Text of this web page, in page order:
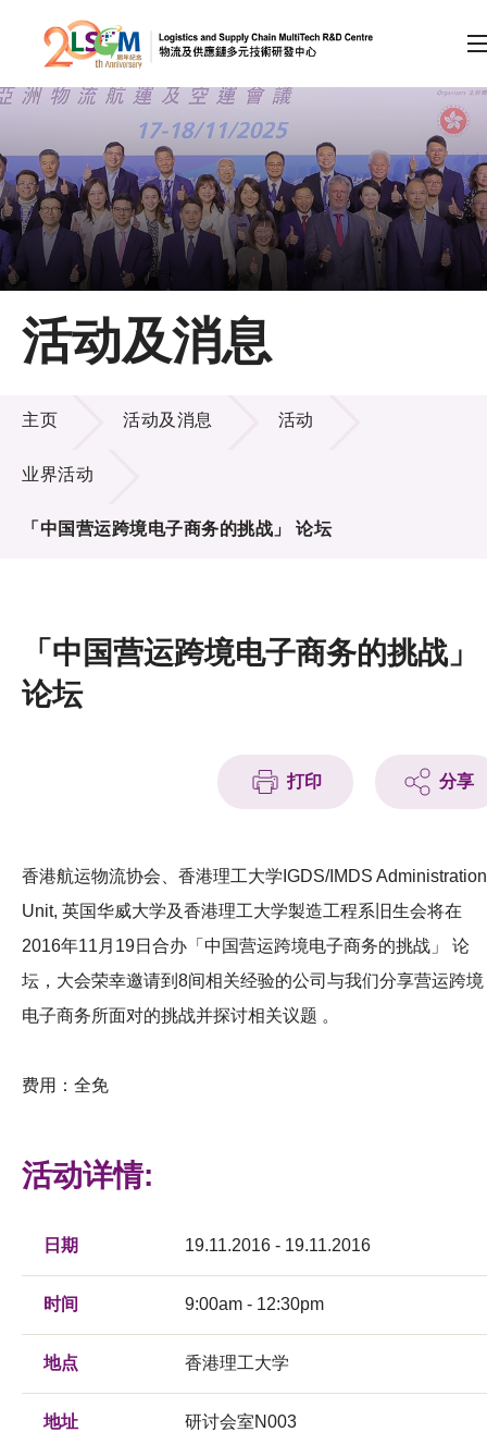
跳到内容（按回车键）
会员登录
A A EN 繁 简
主页
关于LSCM
技术商品化
项目及资助计划
活动及消息
活动及消息
主页 活动及消息 活动
业界活动
「中国营运跨境电子商务的挑战」 论坛
「中国营运跨境电子商务的挑战」
论坛
打印 分享
香港航运物流协会、香港理工大学IGDS/IMDS Administration
Unit, 英国华威大学及香港理工大学製造工程系旧生会将在
2016年11月19日合办「中国营运跨境电子商务的挑战」 论
坛，大会荣幸邀请到8间相关经验的公司与我们分享营运跨境
电子商务所面对的挑战并探讨相关议题 。
费用：全免
活动详情:
日期 19.11.2016 - 19.11.2016
时间 9:00am - 12:30pm
地点 香港理工大学
地址 研讨会室N003